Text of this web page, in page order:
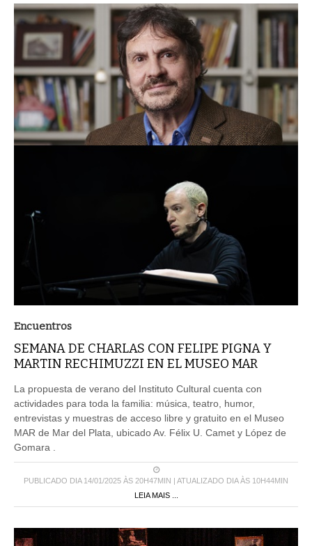
Encuentros
SEMANA DE CHARLAS CON FELIPE PIGNA Y
MARTIN RECHIMUZZI EN EL MUSEO MAR
La propuesta de verano del Instituto Cultural cuenta con
actividades para toda la familia: música, teatro, humor,
entrevistas y muestras de acceso libre y gratuito en el Museo
MAR de Mar del Plata, ubicado Av. Félix U. Camet y López de
Gomara .
PUBLICADO DIA 14/01/2025 ÀS 20H47MIN | ATUALIZADO DIA ÀS 10H44MIN
LEIA MAIS ...